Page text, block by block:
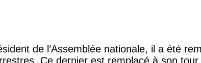
de l’Assemblée nationale, il a été
Ce dernier est remplacé à son